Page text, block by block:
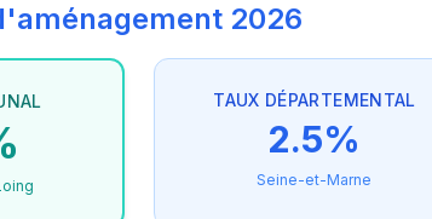
2026
TAUX DÉPARTEMENTAL
2.5%
Seine-et-Marne